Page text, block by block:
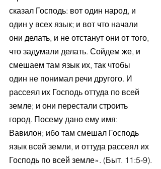
сказал Господь: вот один народ, и
один у всех язык; и вот что начали
они делать, и не отстанут они от того,
что задумали делать. Сойдем же, и
смешаем там язык их, так чтобы
один не понимал речи другого. И
рассеял их Господь оттуда по всей
земле; и они перестали строить
город. Посему дано ему имя:
Вавилон; ибо там смешал Господь
язык всей земли, и оттуда рассеял их
Господь по всей земле». (Быт. 11:5-9).